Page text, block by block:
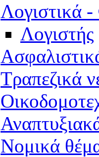
Λογιστικά
Λογιστής
Τραπεζικά
Νομικά